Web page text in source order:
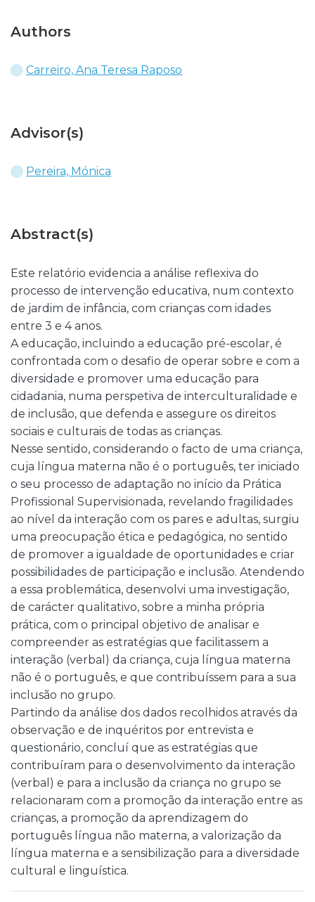
Authors
Carreiro, Ana Teresa Raposo
Advisor(s)
Pereira, Mónica
Abstract(s)
Este relatório evidencia a análise reflexiva do
processo de intervenção educativa, num contexto
de jardim de infância, com crianças com idades
entre 3 e 4 anos.
A educação, incluindo a educação pré-escolar, é
confrontada com o desafio de operar sobre e com a
diversidade e promover uma educação para
cidadania, numa perspetiva de interculturalidade e
de inclusão, que defenda e assegure os direitos
sociais e culturais de todas as crianças.
Nesse sentido, considerando o facto de uma criança,
cuja língua materna não é o português, ter iniciado
o seu processo de adaptação no início da Prática
Profissional Supervisionada, revelando fragilidades
ao nível da interação com os pares e adultas, surgiu
uma preocupação ética e pedagógica, no sentido
de promover a igualdade de oportunidades e criar
possibilidades de participação e inclusão. Atendendo
a essa problemática, desenvolvi uma investigação,
de carácter qualitativo, sobre a minha própria
prática, com o principal objetivo de analisar e
compreender as estratégias que facilitassem a
interação (verbal) da criança, cuja língua materna
não é o português, e que contribuíssem para a sua
inclusão no grupo.
Partindo da análise dos dados recolhidos através da
observação e de inquéritos por entrevista e
questionário, concluí que as estratégias que
contribuíram para o desenvolvimento da interação
(verbal) e para a inclusão da criança no grupo se
relacionaram com a promoção da interação entre as
crianças, a promoção da aprendizagem do
português língua não materna, a valorização da
língua materna e a sensibilização para a diversidade
cultural e linguística.